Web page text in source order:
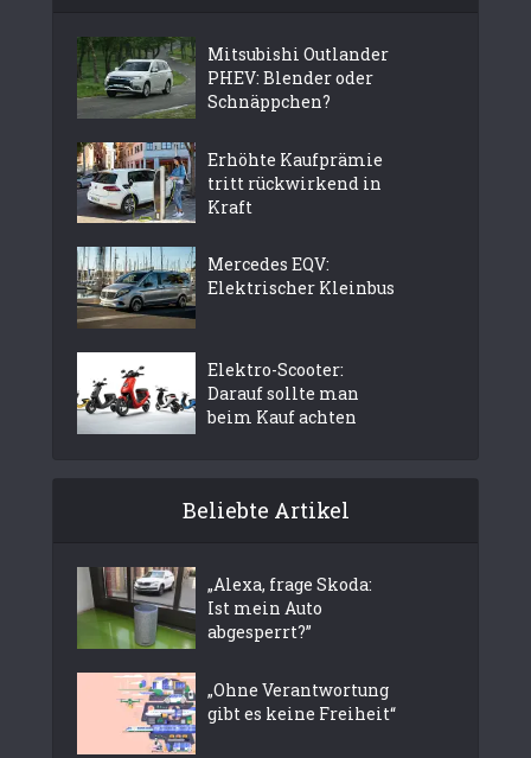
Mitsubishi Outlander
PHEV: Blender oder
Schnäppchen?
Erhöhte Kaufprämie
tritt rückwirkend in
Kraft
Mercedes EQV:
Elektrischer Kleinbus
Elektro-Scooter:
Darauf sollte man
beim Kauf achten
Beliebte Artikel
„Alexa, frage Skoda:
Ist mein Auto
abgesperrt?”
„Ohne Verantwortung
gibt es keine Freiheit“